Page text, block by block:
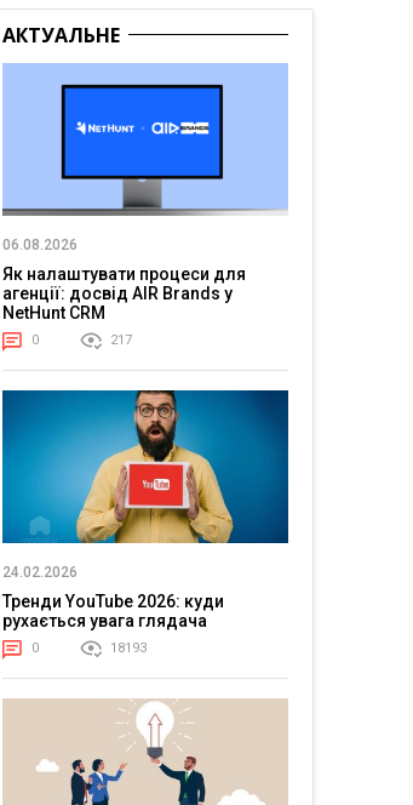
АКТУАЛЬНЕ
06.08.2026
Як налаштувати процеси для
агенції: досвід AIR Brands у
NetHunt CRM
0 217
24.02.2026
Тренди YouTube 2026: куди
рухається увага глядача
0 18193